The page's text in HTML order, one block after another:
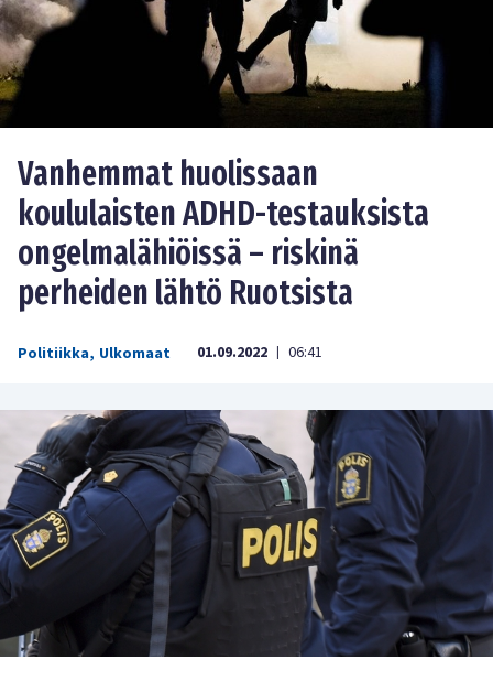
Vanhemmat huolissaan
koululaisten ADHD-testauksista
ongelmalähiöissä – riskinä
perheiden lähtö Ruotsista
Politiikka, Ulkomaat 01.09.2022 | 06:41